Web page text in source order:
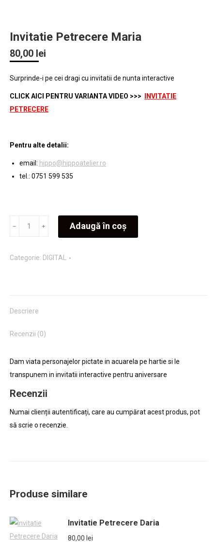
Invitatie Petrecere Maria
80,00 lei
Surprinde-i pe cei dragi cu invitatii de nunta interactive
CLICK AICI PENTRU VARIANTA VIDEO >>>
INVITATIE
PETRECERE
Pentru alte detalii:
email: hippo@hippoatelier.ro
tel.: 0751 599 535
Maria
Adaugă în coș
Categorie: DIGITAL
Descriere
Recenzii (0)
Dam viata personajelor pictate in acuarela pe hartie si le
transpunem in invitatii interactive pentru aniversare
Recenzii
Numai clienții autentificați, care au cumpărat acest produs, pot
să scrie o recenzie.
Produse similare
Invitatie Petrecere Daria
80,00 lei